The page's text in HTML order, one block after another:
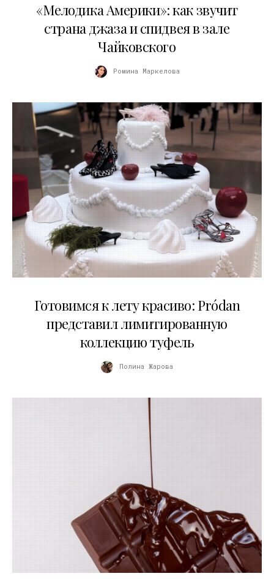
«Мелодика Америки»: как звучит
страна джаза и спидвея в зале
Чайковского
Ромина Маркелова
Готовимся к лету красиво: Pródan
представил лимитированную
коллекцию туфель
Полина Жарова